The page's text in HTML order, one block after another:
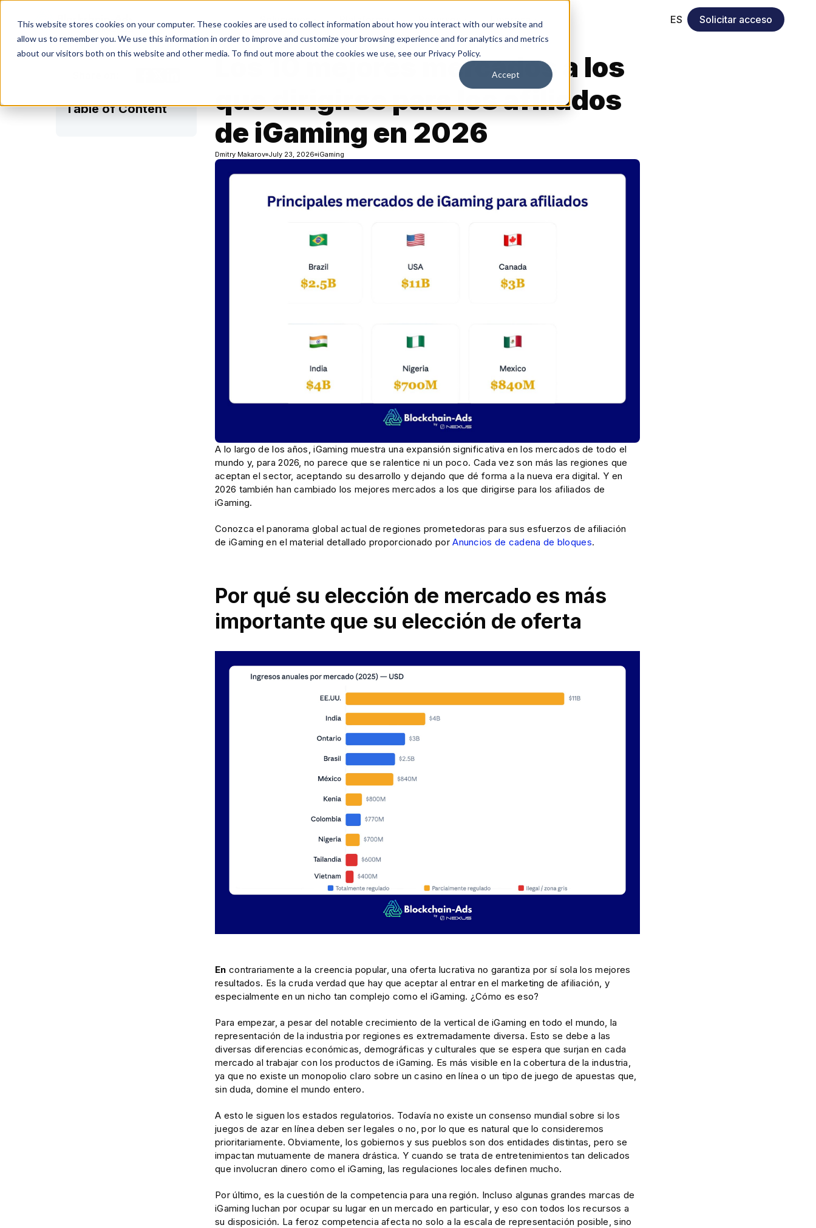
This website stores cookies on your computer. These cookies are used to collect information about how you interact with our website and
allow us to remember you. We use this information in order to improve and customize your browsing experience and for analytics and metrics
about our visitors both on this website and other media. To find out more about the cookies we use, see our Privacy Policy.
Accept
Soluciones Plataforma Recursos Empresa ES Solicitar acceso
Table of Content
Los 10 mejores mercados a los
que dirigirse para los afiliados
de iGaming en 2026
Dmitry Makarov July 23, 2026 iGaming
A lo largo de los años, iGaming muestra una expansión significativa en los mercados de todo el
mundo y, para 2026, no parece que se ralentice ni un poco. Cada vez son más las regiones que
aceptan el sector, aceptando su desarrollo y dejando que dé forma a la nueva era digital. Y en
2026 también han cambiado los mejores mercados a los que dirigirse para los afiliados de
iGaming.
Conozca el panorama global actual de regiones prometedoras para sus esfuerzos de afiliación
de iGaming en el material detallado proporcionado porAnuncios de cadena de bloques.
Por qué su elección de mercado es más
importante que su elección de oferta
En contrariamente a la creencia popular, una oferta lucrativa no garantiza por sí sola los mejores
resultados. Es la cruda verdad que hay que aceptar al entrar en el marketing de afiliación, y
especialmente en un nicho tan complejo como el iGaming. ¿Cómo es eso?
Para empezar, a pesar del notable crecimiento de la vertical de iGaming en todo el mundo, la
representación de la industria por regiones es extremadamente diversa. Esto se debe a las
diversas diferencias económicas, demográficas y culturales que se espera que surjan en cada
mercado al trabajar con los productos de iGaming. Es más visible en la cobertura de la industria,
ya que no existe un monopolio claro sobre un casino en línea o un tipo de juego de apuestas que,
sin duda, domine el mundo entero.
A esto le siguen los estados regulatorios. Todavía no existe un consenso mundial sobre si los
juegos de azar en línea deben ser legales o no, por lo que es natural que lo consideremos
prioritariamente. Obviamente, los gobiernos y sus pueblos son dos entidades distintas, pero se
impactan mutuamente de manera drástica. Y cuando se trata de entretenimientos tan delicados
que involucran dinero como el iGaming, las regulaciones locales definen mucho.
Por último, es la cuestión de la competencia para una región. Incluso algunas grandes marcas de
iGaming luchan por ocupar su lugar en un mercado en particular, y eso con todos los recursos a
su disposición. La feroz competencia afecta no solo a la escala de representación posible, sino